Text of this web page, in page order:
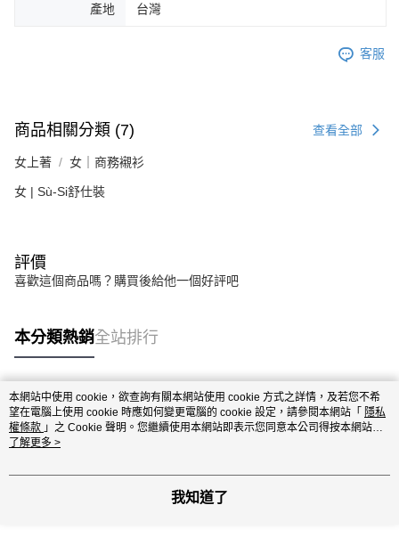
產地 台灣
客服
商品相關分類 (7) 查看全部
女上著 女｜商務襯衫
女 | Sù-Si舒仕裝
評價
喜歡這個商品嗎？購買後給他一個好評吧
本分類熱銷全站排行
熱門標籤
本網站中使用 cookie，欲查詢有關本網站使用 cookie 方式之詳情，及若您不希
望在電腦上使用 cookie 時應如何變更電腦的 cookie 設定，請參閱本網站「 隱私
權條款 」之 Cookie 聲明。您繼續使用本網站即表示您同意本公司得按本網站使
用條款之 Cookie 聲明使用 cookie。
了解更多 >
我知道了